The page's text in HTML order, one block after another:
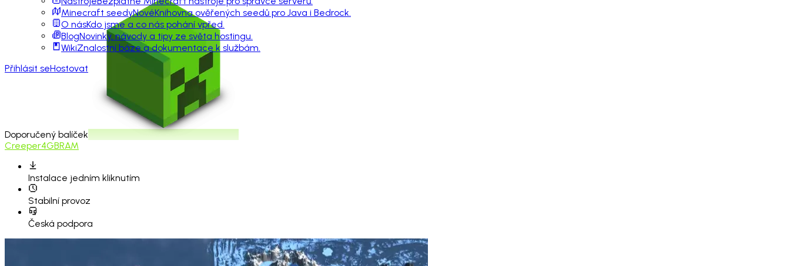
Minecraft seedyNovéKnihovna ověřených seedů pro Java i Bedrock.
O násKdo jsme a co nás pohání vpřed.
BlogNovinky, návody a tipy ze světa hostingu.
WikiZnalostní báze a dokumentace k službám.
Přihlásit seHostovat
Doporučený balíček
Creeper4GBRAM
Instalace jedním kliknutím
Stabilní provoz
Česká podpora